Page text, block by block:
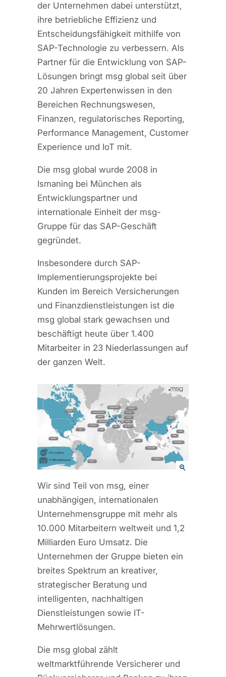
der Unternehmen dabei unterstützt,
ihre betriebliche Effizienz und
Entscheidungsfähigkeit mithilfe von
SAP-Technologie zu verbessern. Als
Partner für die Entwicklung von SAP-
Lösungen bringt msg global seit über
20 Jahren Expertenwissen in den
Bereichen Rechnungswesen,
Finanzen, regulatorisches Reporting,
Performance Management, Customer
Experience und IoT mit.
Die msg global wurde 2008 in
Ismaning bei München als
Entwicklungspartner und
internationale Einheit der msg-
Gruppe für das SAP-Geschäft
gegründet.
Insbesondere durch SAP-
Implementierungsprojekte bei
Kunden im Bereich Versicherungen
und Finanzdienstleistungen ist die
msg global stark gewachsen und
beschäftigt heute über 1.400
Mitarbeiter in 23 Niederlassungen auf
der ganzen Welt.
Wir sind Teil von msg, einer
unabhängigen, internationalen
Unternehmensgruppe mit mehr als
10.000 Mitarbeitern weltweit und 1,2
Milliarden Euro Umsatz. Die
Unternehmen der Gruppe bieten ein
breites Spektrum an kreativer,
strategischer Beratung und
intelligenten, nachhaltigen
Dienstleistungen sowie IT-
Mehrwertlösungen.
Die msg global zählt
weltmarktführende Versicherer und